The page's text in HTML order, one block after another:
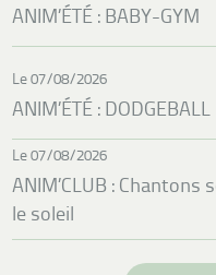
ANIM’ÉTÉ : BABY-GYM
Le 07/08/2026
ANIM’ÉTÉ : DODGEBALL
Le 07/08/2026
ANIM’CLUB : Chantons
le soleil